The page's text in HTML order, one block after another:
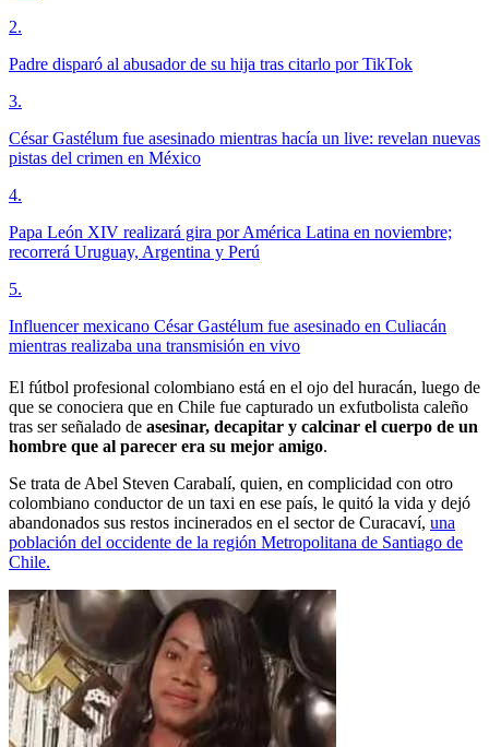
2.
Padre disparó al abusador de su hija tras citarlo por TikTok
3.
César Gastélum fue asesinado mientras hacía un live: revelan nuevas
pistas del crimen en México
4.
Papa León XIV realizará gira por América Latina en noviembre;
recorrerá Uruguay, Argentina y Perú
5.
Influencer mexicano César Gastélum fue asesinado en Culiacán
mientras realizaba una transmisión en vivo
El fútbol profesional colombiano está en el ojo del huracán, luego de
que se conociera que en Chile fue capturado un exfutbolista caleño
tras ser señalado de asesinar, decapitar y calcinar el cuerpo de un
hombre que al parecer era su mejor amigo.
Se trata de Abel Steven Carabalí, quien, en complicidad con otro
colombiano conductor de un taxi en ese país, le quitó la vida y dejó
abandonados sus restos incinerados en el sector de Curacaví, una
población del occidente de la región Metropolitana de Santiago de
Chile.